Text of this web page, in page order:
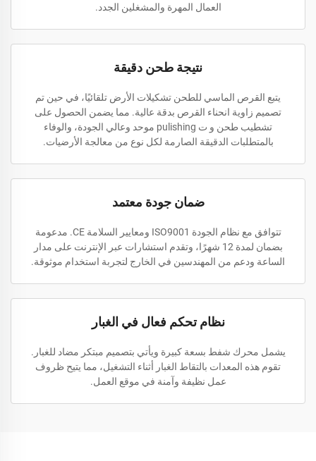
العمال المهرة والمشغلين الجدد.
نتيجة طحن دقيقة
يتبع القرص الماسي للطحن تشكيلات الأرض تلقائيًا، في حين تم
تصميم زاوية انحناء القرص بدقة عالية. مما يضمن الحصول على
تشطيب طحن و ت pulishing موحد وعالي الجودة، والوفاء
بالمتطلبات الدقيقة الصارمة لكل نوع من معالجة الأرضيات.
ضمان جودة معتمد
تتوافق مع نظام الجودة ISO9001 ومعايير السلامة CE. مدعومة
بضمان لمدة 12 شهرًا، وتقدم استشارات عبر الإنترنت على مدار
الساعة ودعم من المهندسين في الخارج لتجربة استخدام موثوقة.
نظام تحكم فعال في الغبار
يشمل محرك شفط بسعة كبيرة ويأتي بتصميم مبتكر مضاد للغبار.
تقوم هذه المعدات بالتقاط الغبار أثناء التشغيل، مما يتيح ظروف
عمل نظيفة وآمنة في موقع العمل.